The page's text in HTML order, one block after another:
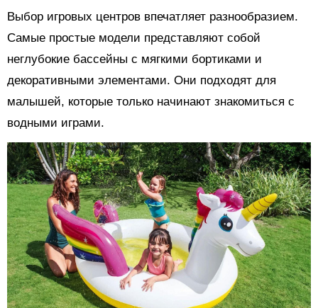
Выбор игровых центров впечатляет разнообразием.
Самые простые модели представляют собой
неглубокие бассейны с мягкими бортиками и
декоративными элементами. Они подходят для
малышей, которые только начинают знакомиться с
водными играми.